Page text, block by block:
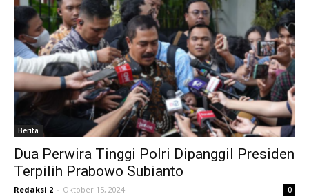
Berita
Dua Perwira Tinggi Polri Dipanggil Presiden
Terpilih Prabowo Subianto
Redaksi 2 - Oktober 15, 2024 0